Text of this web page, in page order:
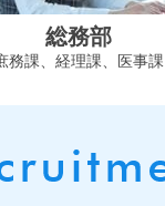
総務部
務課、経理課、医事課